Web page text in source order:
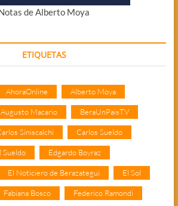
de Alberto Moya
ETIQUETAS
AhoraOnline Alberto Moya
Augusto Macario BeraUnPaisTV
Siniscalchi Carlos Sueldo
Sueldo Edgardo Boyraz
El Noticiero de Berazategui El Sol
Fabiana Bosco Federico Ramondi